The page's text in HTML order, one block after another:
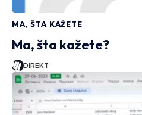
MA, ŠTA KAŽETE
Ma, šta kažete?
DIREKT